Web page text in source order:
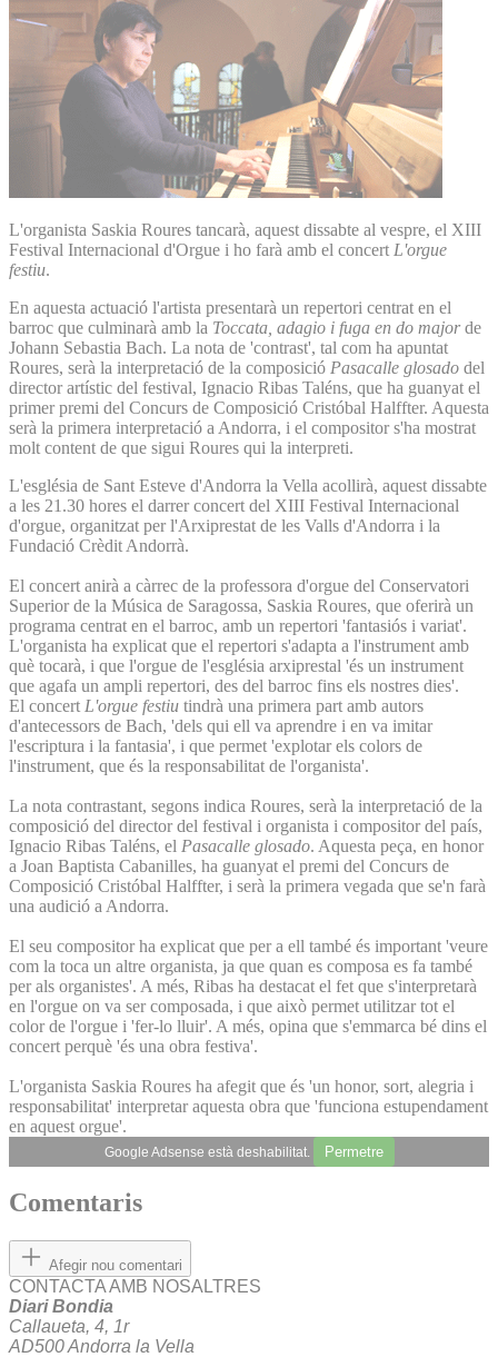
L'organista Saskia Roures tancarà, aquest dissabte al vespre, el XIII
Festival Internacional d'Orgue i ho farà amb el concert L'orgue
festiu.
En aquesta actuació l'artista presentarà un repertori centrat en el
barroc que culminarà amb la Toccata, adagio i fuga en do majorde
Johann Sebastia Bach. La nota de 'contrast', tal com ha apuntat
Roures, serà la interpretació de la composició Pasacalle glosado del
director artístic del festival, Ignacio Ribas Taléns, que ha guanyat el
primer premi del Concurs de Composició Cristóbal Halffter. Aquesta
serà la primera interpretació a Andorra, i el compositor s'ha mostrat
molt content de que sigui Roures qui la interpreti.
L'església de Sant Esteve d'Andorra la Vella acollirà, aquest dissabte
a les 21.30 hores el darrer concert del XIII Festival Internacional
d'orgue, organitzat per l'Arxiprestat de les Valls d'Andorra i la
Fundació Crèdit Andorrà.
El concert anirà a càrrec de la professora d'orgue del Conservatori
Superior de la Música de Saragossa, Saskia Roures, que oferirà un
programa centrat en el barroc, amb un repertori 'fantasiós i variat'.
L'organista ha explicat que el repertori s'adapta a l'instrument amb
què tocarà, i que l'orgue de l'església arxiprestal 'és un instrument
que agafa un ampli repertori, des del barroc fins els nostres dies'.
El concert L'orgue festiu tindrà una primera part amb autors
d'antecessors de Bach, 'dels qui ell va aprendre i en va imitar
l'escriptura i la fantasia', i que permet 'explotar els colors de
l'instrument, que és la responsabilitat de l'organista'.
La nota contrastant, segons indica Roures, serà la interpretació de la
composició del director del festival i organista i compositor del país,
Ignacio Ribas Taléns, el Pasacalle glosado. Aquesta peça, en honor
a Joan Baptista Cabanilles, ha guanyat el premi del Concurs de
Composició Cristóbal Halffter, i serà la primera vegada que se'n farà
una audició a Andorra.
El seu compositor ha explicat que per a ell també és important 'veure
com la toca un altre organista, ja que quan es composa es fa també
per als organistes'. A més, Ribas ha destacat el fet que s'interpretarà
en l'orgue on va ser composada, i que això permet utilitzar tot el
color de l'orgue i 'fer-lo lluir'. A més, opina que s'emmarca bé dins el
concert perquè 'és una obra festiva'.
L'organista Saskia Roures ha afegit que és 'un honor, sort, alegria i
responsabilitat' interpretar aquesta obra que 'funciona estupendament
en aquest orgue'.
Google Adsense està deshabilitat. Permetre
Comentaris
Afegir nou comentari
CONTACTA AMB NOSALTRES
Diari Bondia
Callaueta, 4, 1r
AD500 Andorra la Vella